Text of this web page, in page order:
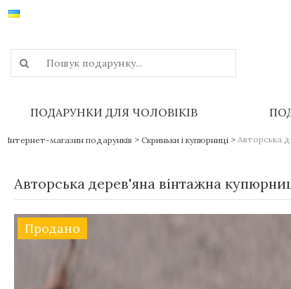
ПОДАРУНКИ ДЛЯ ЧОЛОВІКІВ
Інтернет-магазин подарунків > Скриньки і купюрниці > Авторська
Авторська дерев'яна вінтажна
Продано